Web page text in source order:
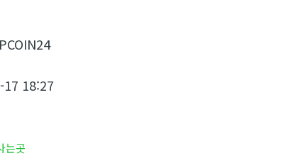
17 18:27
는곳